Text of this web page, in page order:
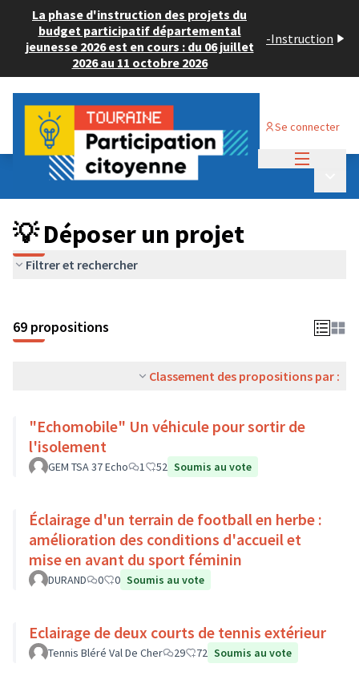
La phase d'instruction des projets du
budget participatif départemental
jeunesse 2026 est en cours : du 06 juillet
2026 au 11 octobre 2026
-Instruction
Se connecter
Budget Participatif ADULTE 2024
💡 Déposer un projet
💡 Déposer un projet
Filtrer et rechercher
69 propositions
Classement des propositions par :
"Echomobile" Un véhicule pour sortir de
l'isolement
GEM TSA 37 Echo 1 52 Soumis au vote
Éclairage d'un terrain de football en herbe :
amélioration des conditions d'accueil et
mise en avant du sport féminin
DURAND 0 0 Soumis au vote
Eclairage de deux courts de tennis extérieur
Tennis Bléré Val De Cher 29 72 Soumis au vote